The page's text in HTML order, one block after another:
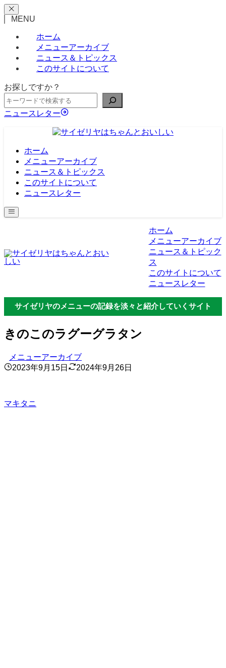
MENU
ホーム
メニューアーカイブ
ニュース＆トピックス
このサイトについて
お探しですか？
ニュースレター
ホーム
メニューアーカイブ
ニュース＆トピックス
このサイトについて
ニュースレター
ホーム
メニューアーカイブ
ニュース＆トピック
ス
このサイトについて
ニュースレター
サイゼリヤのメニューの記録を淡々と紹介していくサイト
きのこのラグーグラタン
メニューアーカイブ
2023年9月15日
2024年9月26日
マキタニ